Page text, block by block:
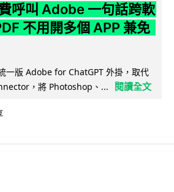
呼叫 Adobe 一句話跨軟
不用開多個 APP 兼免
一版 Adobe for ChatGPT 外掛，取代
，將 Photoshop、...
閱讀全文